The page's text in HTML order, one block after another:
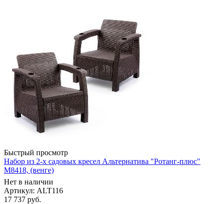
Быстрый просмотр
Набор из 2-х садовых кресел Альтернатива "Ротанг-плюс"
М8418, (венге)
Нет в наличии
Артикул: ALT116
17 737 руб.